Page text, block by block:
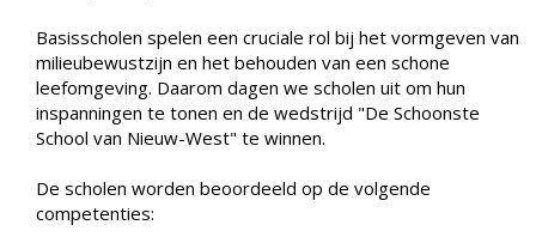
Basisscholen spelen een cruciale rol bij het vormgeven van
milieubewustzijn en het behouden van een schone
leefomgeving. Daarom dagen we scholen uit om hun
inspanningen te tonen en de wedstrijd "De Schoonste
School van Nieuw-West" te winnen.
De scholen worden beoordeeld op de volgende
competenties: